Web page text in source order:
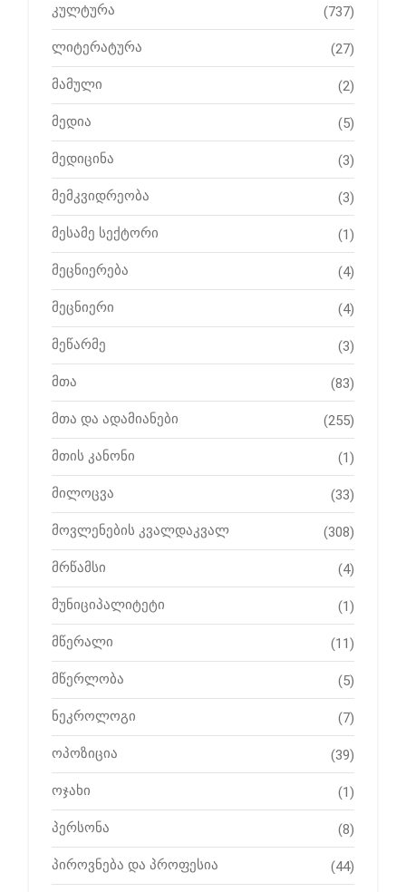
კულტურა (737)
ლიტერატურა (27)
მამული (2)
მედია (5)
მედიცინა (3)
მემკვიდრეობა (3)
მესამე სექტორი (1)
მეცნიერება (4)
მეცნიერი (4)
მეწარმე (3)
მთა (83)
მთა და ადამიანები (255)
მთის კანონი (1)
მილოცვა (33)
მოვლენების კვალდაკვალ (308)
მრწამსი (4)
მუნიციპალიტეტი (1)
მწერალი (11)
მწერლობა (5)
ნეკროლოგი (7)
ოპოზიცია (39)
ოჯახი (1)
პერსონა (8)
პიროვნება და პროფესია (44)